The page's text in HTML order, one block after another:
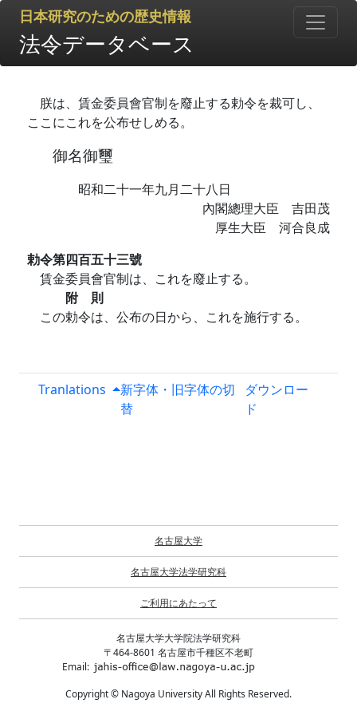
日本研究のための歴史情報
法令データベース
朕は、賃金委員會官制を廢止する勅令を裁可し、
ここにこれを公布せしめる。
御名御璽
昭和二十一年九月二十八日
內閣總理大臣 吉田茂
厚生大臣 河合良成
勅令第四百五十三號
賃金委員會官制は、これを廢止する。
附 則
この勅令は、公布の日から、これを施行する。
Tranlations
新字体・旧字体の切
替
ダウンロー
ド
名古屋大学
名古屋大学法学研究科
ご利用にあたって
名古屋大学大学院法学研究科
〒464-8601 名古屋市千種区不老町
Email:
Copyright © Nagoya University All Rights Reserved.